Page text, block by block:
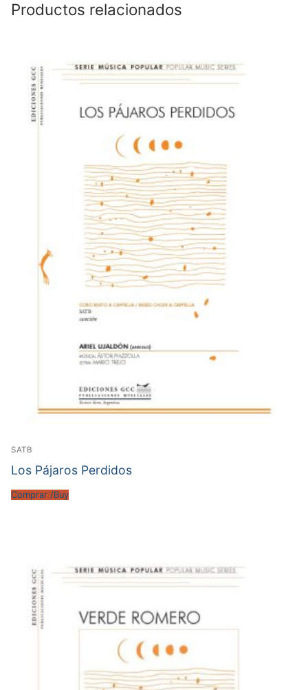
Productos relacionados
SATB
Los Pájaros Perdidos
Comprar /Buy